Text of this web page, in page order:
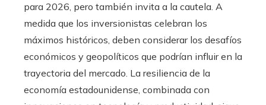
para 2026, pero también invita a la cautela. A
medida que los inversionistas celebran los
máximos históricos, deben considerar los desafíos
económicos y geopolíticos que podrían influir en la
trayectoria del mercado. La resiliencia de la
economía estadounidense, combinada con